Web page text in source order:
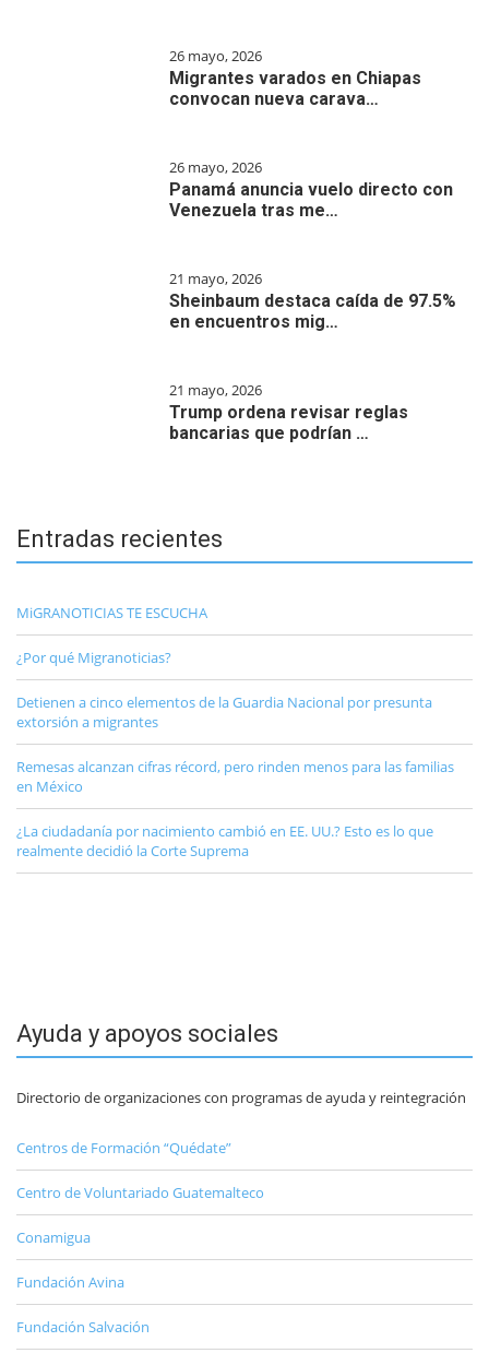
26 mayo, 2026
Migrantes varados en Chiapas
convocan nueva carava…
26 mayo, 2026
Panamá anuncia vuelo directo con
Venezuela tras me…
21 mayo, 2026
Sheinbaum destaca caída de 97.5%
en encuentros mig…
21 mayo, 2026
Trump ordena revisar reglas
bancarias que podrían …
Entradas recientes
MiGRANOTICIAS TE ESCUCHA
¿Por qué Migranoticias?
Detienen a cinco elementos de la Guardia Nacional por presunta
extorsión a migrantes
Remesas alcanzan cifras récord, pero rinden menos para las familias
en México
¿La ciudadanía por nacimiento cambió en EE. UU.? Esto es lo que
realmente decidió la Corte Suprema
Ayuda y apoyos sociales
Directorio de organizaciones con programas de ayuda y reintegración
Centros de Formación “Quédate”
Centro de Voluntariado Guatemalteco
Conamigua
Fundación Avina
Fundación Salvación